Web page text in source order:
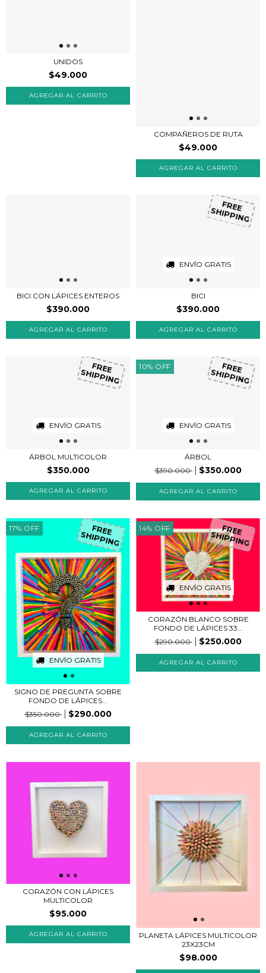
UNIDOS
$49.000
COMPAÑEROS DE RUTA
$49.000
BICI CON LÁPICES ENTEROS
$390.000
ENVÍO GRATIS
FREE
SHIPPING
BICI
$390.000
ENVÍO GRATIS
FREE
SHIPPING
ÁRBOL MULTICOLOR
$350.000
10% OFF
ENVÍO GRATIS
FREE
SHIPPING
ÁRBOL
$390.000
$350.000
17% OFF
ENVÍO GRATIS
FREE
SHIPPING
SIGNO DE PREGUNTA SOBRE
FONDO DE LÁPICES...
$350.000
$290.000
14% OFF
ENVÍO GRATIS
FREE
SHIPPING
CORAZÓN BLANCO SOBRE
FONDO DE LÁPICES 33...
$290.000
$250.000
CORAZÓN CON LÁPICES
MULTICOLOR
$95.000
PLANETA LÁPICES MULTICOLOR
23X23CM
$98.000